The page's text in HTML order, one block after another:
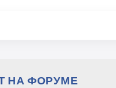
НА ФОРУМЕ